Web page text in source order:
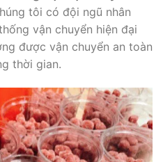
tôi có đội ngũ nhân
vận chuyển hiện đại
được vận chuyển an toàn
thời gian.